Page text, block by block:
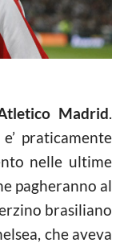
Madrid.
e’ praticamente
nelle ultime
pagheranno al
brasiliano
che aveva